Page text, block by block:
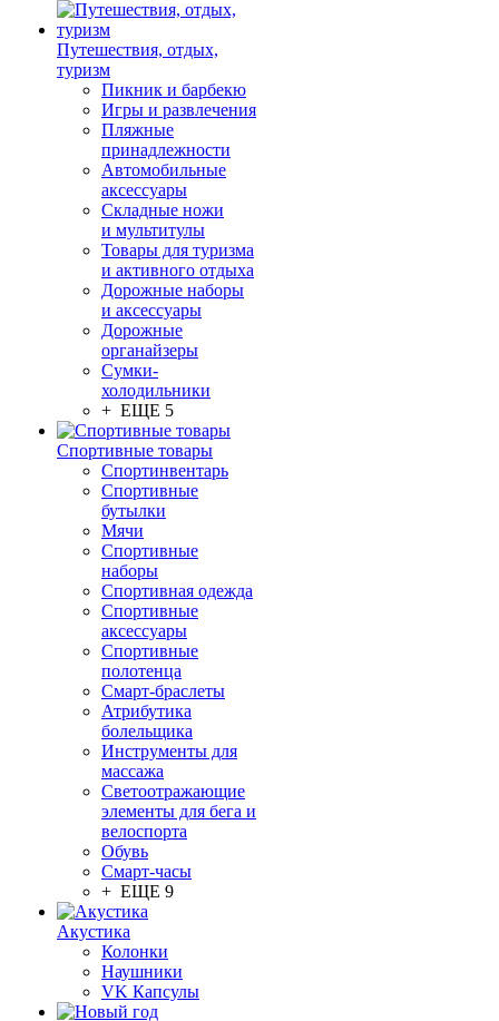
Путешествия, отдых,
туризм
Пикник и барбекю
Игры и развлечения
Пляжные
принадлежности
Автомобильные
аксессуары
Складные ножи
и мультитулы
Товары для туризма
и активного отдыха
Дорожные наборы
и аксессуары
Дорожные
органайзеры
Сумки-
холодильники
+ ЕЩЕ 5
Спортивные товары
Спортинвентарь
Спортивные
бутылки
Мячи
Спортивные
наборы
Спортивная одежда
Спортивные
аксессуары
Спортивные
полотенца
Смарт-браслеты
Атрибутика
болельщика
Инструменты для
массажа
Светоотражающие
элементы для бега и
велоспорта
Обувь
Смарт-часы
+ ЕЩЕ 9
Акустика
Колонки
Наушники
VK Капсулы